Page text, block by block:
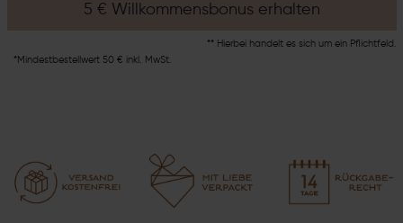
5 € Willkommensbonus erhalten
** Hierbei handelt es sich um ein Pflichtfeld.
*Mindestbestellwert 50 € inkl. MwSt.